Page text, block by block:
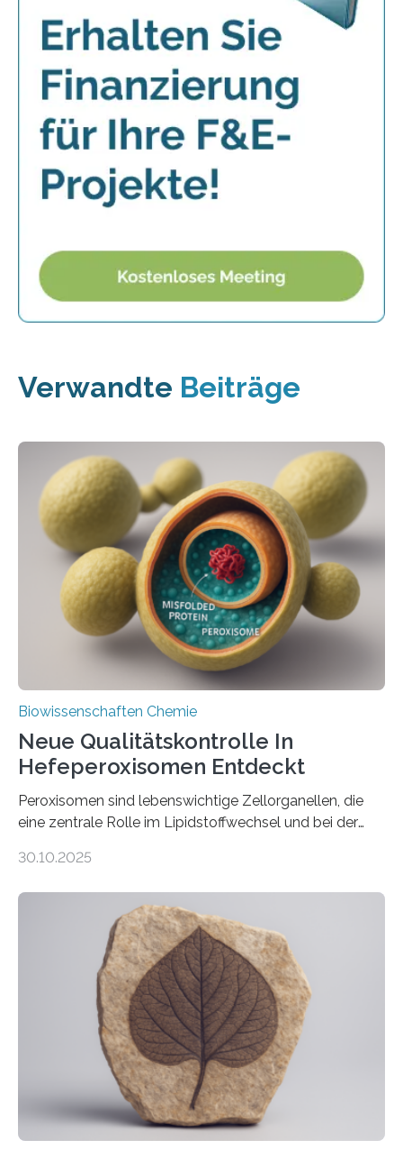
Verwandte Beiträge
Biowissenschaften Chemie
Neue Qualitätskontrolle In
Hefeperoxisomen Entdeckt
Peroxisomen sind lebenswichtige Zellorganellen, die
eine zentrale Rolle im Lipidstoffwechsel und bei der
erfüllen können, müssen zahlreiche Enzyme präzise in
der Ruhr-Universität Bochum um Prof. Dr. Ralf Erdmann
und Dr. Ismaila Francis Yusuf hat nun einen bislang
unbekannten Qualitätskontrollmechanismus des
peroxisomalen Proteintransports in der Bäckerhefe
Saccharomyces cerevisiae entdeckt, der für die
Funktionsfähigkeit der Organellen entscheidend ist. Die
Studie wurde am 28. Oktober 2025 in der
Fachzeitschrift…
30.10.2025